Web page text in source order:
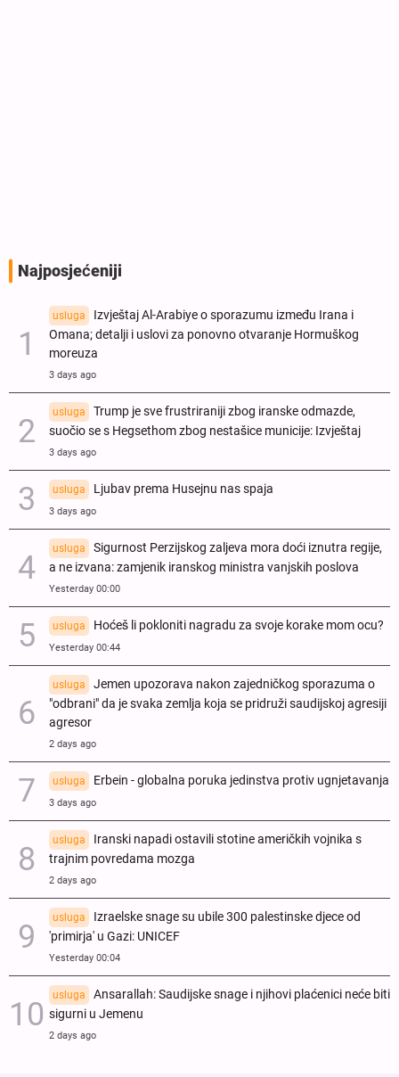
Najposjećeniji
usluga
Izvještaj Al-Arabiye o sporazumu između Irana i
Omana; detalji i uslovi za ponovno otvaranje Hormuškog
moreuza
3 days ago
usluga
Trump je sve frustriraniji zbog iranske odmazde,
suočio se s Hegsethom zbog nestašice municije: Izvještaj
3 days ago
usluga Ljubav prema Husejnu nas spaja
3 days ago
usluga
Sigurnost Perzijskog zaljeva mora doći iznutra regije,
a ne izvana: zamjenik iranskog ministra vanjskih poslova
Yesterday 00:00
usluga Hoćeš li pokloniti nagradu za svoje korake mom ocu?
Yesterday 00:44
usluga
Jemen upozorava nakon zajedničkog sporazuma o
"odbrani" da je svaka zemlja koja se pridruži saudijskoj agresiji
agresor
2 days ago
usluga Erbein - globalna poruka jedinstva protiv ugnjetavanja
3 days ago
usluga
Iranski napadi ostavili stotine američkih vojnika s
trajnim povredama mozga
2 days ago
usluga
Izraelske snage su ubile 300 palestinske djece od
'primirja' u Gazi: UNICEF
Yesterday 00:04
usluga
Ansarallah: Saudijske snage i njihovi plaćenici neće biti
sigurni u Jemenu
2 days ago